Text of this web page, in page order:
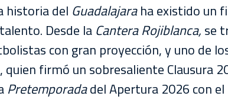
historia del Guadalajaraha existido un
Desde la Cantera Rojiblanca, se
con gran proyección, y uno de
, quien firmó un sobresaliente Clausura
Pretemporadadel Apertura 2026 con el